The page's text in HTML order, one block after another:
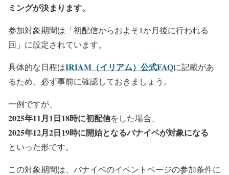
ミングが決まります。
参加対象期間は「初配信からおよそ1か月後に行われる
回」に設定されています。
具体的な日程はIRIAM（イリアム）公式FAQに記載があ
るため、必ず事前に確認しておきましょう。
一例ですが、
2025年11月1日18時に初配信をした場合、
2025年12月2日19時に開始となるバナイベが対象になる
といった形です。
この対象期間は、バナイベのイベントページの参加条件に